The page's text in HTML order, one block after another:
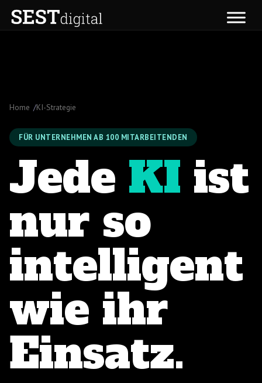
Zum
Inhalt
Home KI-Strategie
FÜR UNTERNEHMEN AB 100 MITARBEITENDEN
Jede KI ist
nur so
intelligent
wie ihr
Einsatz.